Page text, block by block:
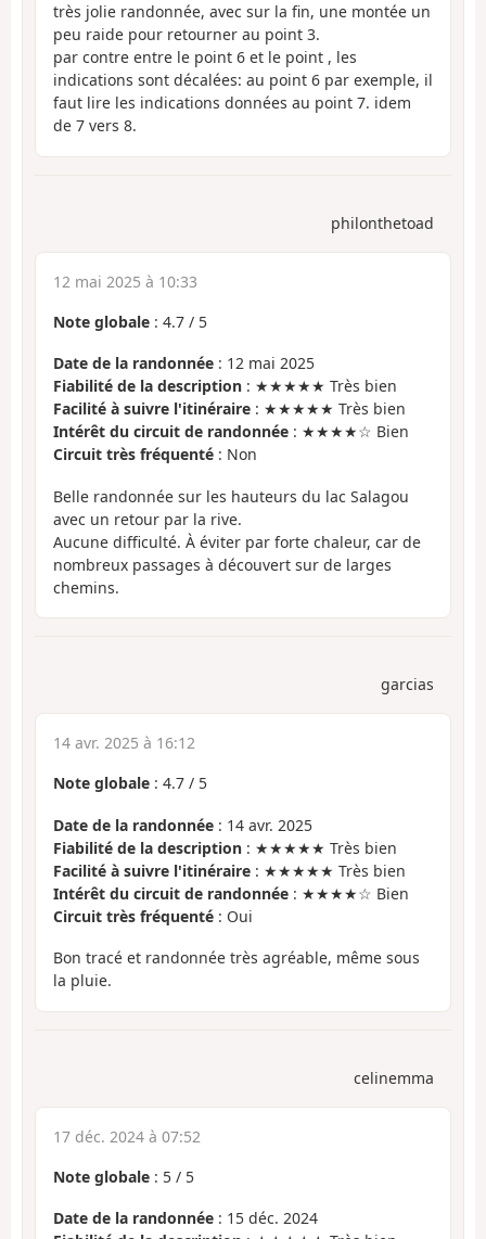
très jolie randonnée, avec sur la fin, une montée un
peu raide pour retourner au point 3.
par contre entre le point 6 et le point , les
indications sont décalées: au point 6 par exemple, il
faut lire les indications données au point 7. idem
de 7 vers 8.
philonthetoad
12 mai 2025 à 10:33
Note globale : 4.7 / 5
Date de la randonnée : 12 mai 2025
Fiabilité de la description : ★★★★★ Très bien
Facilité à suivre l'itinéraire : ★★★★★ Très bien
Intérêt du circuit de randonnée : ★★★★☆ Bien
Circuit très fréquenté : Non
Belle randonnée sur les hauteurs du lac Salagou
avec un retour par la rive.
Aucune difficulté. À éviter par forte chaleur, car de
nombreux passages à découvert sur de larges
chemins.
garcias
14 avr. 2025 à 16:12
Note globale : 4.7 / 5
Date de la randonnée : 14 avr. 2025
Fiabilité de la description : ★★★★★ Très bien
Facilité à suivre l'itinéraire : ★★★★★ Très bien
Intérêt du circuit de randonnée : ★★★★☆ Bien
Circuit très fréquenté : Oui
Bon tracé et randonnée très agréable, même sous
la pluie.
celinemma
17 déc. 2024 à 07:52
Note globale : 5 / 5
Date de la randonnée : 15 déc. 2024